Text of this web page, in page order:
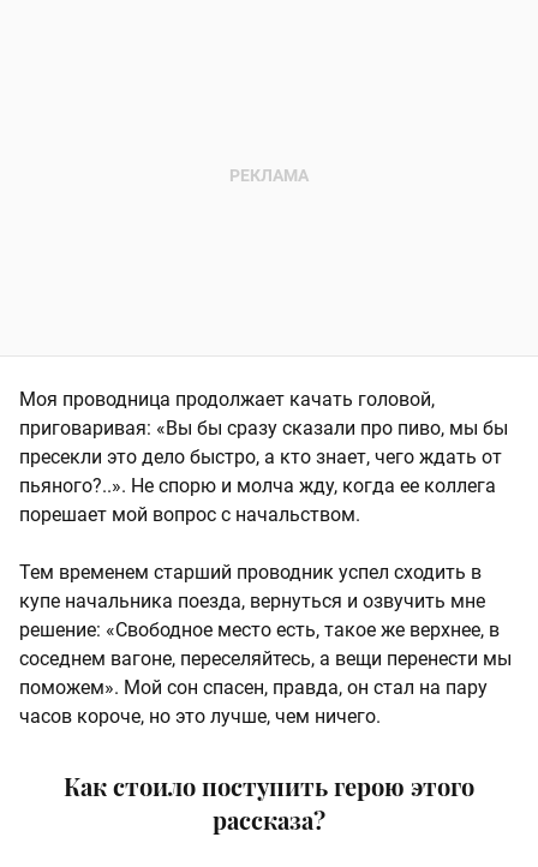
Моя проводница продолжает качать головой,
приговаривая: «Вы бы сразу сказали про пиво, мы бы
пресекли это дело быстро, а кто знает, чего ждать от
пьяного?..». Не спорю и молча жду, когда ее коллега
порешает мой вопрос с начальством.
Тем временем старший проводник успел сходить в
купе начальника поезда, вернуться и озвучить мне
решение: «Свободное место есть, такое же верхнее, в
соседнем вагоне, переселяйтесь, а вещи перенести мы
поможем». Мой сон спасен, правда, он стал на пару
часов короче, но это лучше, чем ничего.
Как стоило поступить герою этого
рассказа?